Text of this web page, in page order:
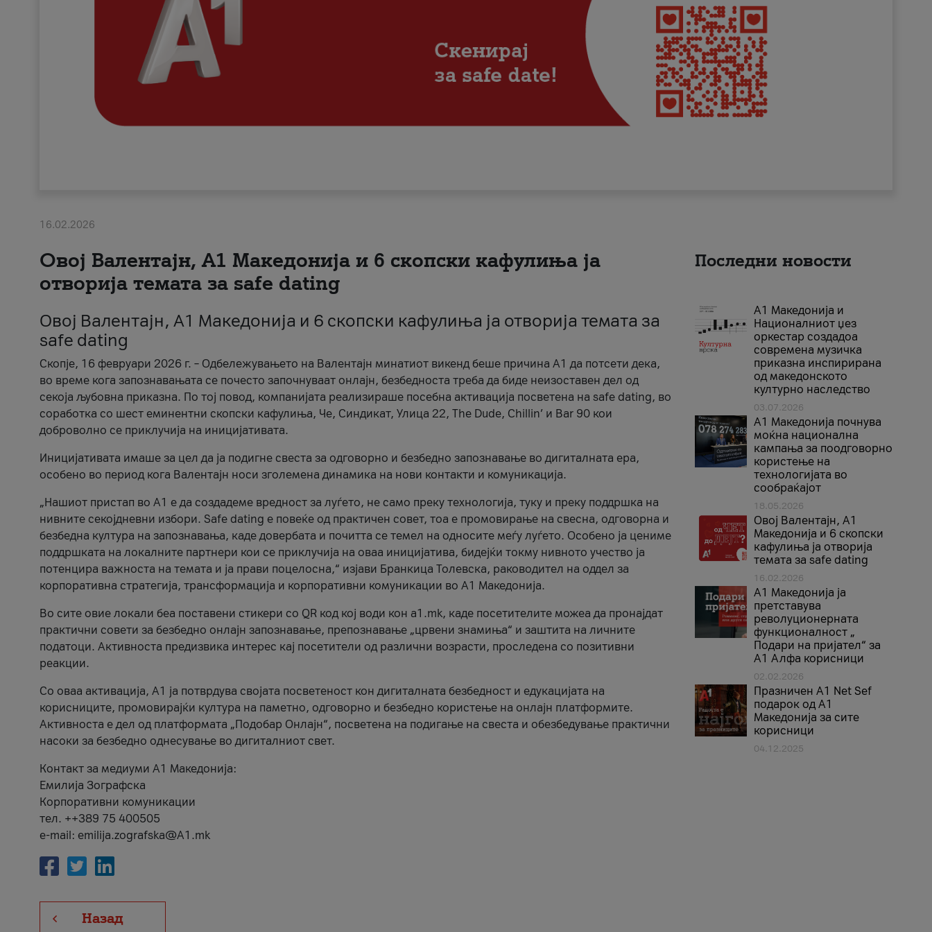
16.02.2026
Овој Валентајн, A1 Македонија и 6 скопски кафулиња ја
отворија темата за safe dating
Овој Валентајн, A1 Македонија и 6 скопски кафулиња ја отворија темата за
safe dating
Скопје, 16 февруари 2026 г. – Одбележувањето на Валентајн минатиот викенд беше причина А1 да потсети дека,
во време кога запознавањата се почесто започнуваат онлајн, безбедноста треба да биде неизоставен дел од
секоја љубовна приказна. По тој повод, компанијата реализираше посебна активација посветена на safe dating, во
соработка со шест еминентни скопски кафулиња, Че, Синдикат, Улица 22, The Dude, Chillin’ и Bar 90 кои
доброволно се приклучија на иницијативата.
Иницијативата имаше за цел да ја подигне свеста за одговорно и безбедно запознавање во дигиталната ера,
особено во период кога Валентајн носи зголемена динамика на нови контакти и комуникација.
„Нашиот пристап во А1 е да создадеме вредност за луѓето, не само преку технологија, туку и преку поддршка на
нивните секојдневни избори. Safe dating е повеќе од практичен совет, тоа е промовирање на свесна, одговорна и
безбедна култура на запознавања, каде довербата и почитта се темел на односите меѓу луѓето. Особено ја цениме
поддршката на локалните партнери кои се приклучија на оваа иницијатива, бидејќи токму нивното учество ја
потенцира важноста на темата и ја прави поцелосна,“ изјави Бранкица Толевска, раководител на оддел за
корпоративна стратегија, трансформација и корпоративни комуникации во А1 Македонија.
Во сите овие локали беа поставени стикери со QR код кој води кон a1.mk, каде посетителите можеа да пронајдат
практични совети за безбедно онлајн запознавање, препознавање „црвени знамиња“ и заштита на личните
податоци. Активноста предизвика интерес кај посетители од различни возрасти, проследена со позитивни
реакции.
Со оваа активација, А1 ја потврдува својата посветеност кон дигиталната безбедност и едукацијата на
корисниците, промовирајќи култура на паметно, одговорно и безбедно користење на онлајн платформите.
Активноста е дел од платформата „Подобар Онлајн“, посветена на подигање на свеста и обезбедување практични
насоки за безбедно однесување во дигиталниот свет.
Контакт за медиуми А1 Македонија:
Емилија Зографска
Корпоративни комуникации
тел. ++389 75 400505
e-mail: emilija.zografska@A1.mk
Назад
Последни новости
А1 Македонија и
Националниот џез
оркестар создадоа
современа музичка
приказна инспирирана
од македонското
културно наследство
03.07.2026
A1 Македонија почнува
моќна национална
кампања за поодговорно
користење на
технологијата во
сообраќајот
18.05.2026
Овој Валентајн, A1
Македонија и 6 скопски
кафулиња ја отворија
темата за safe dating
16.02.2026
А1 Македонија ја
претставува
револуционерната
функционалност „
Подари на пријател“ за
А1 Алфа корисници
02.02.2026
Празничен A1 Net Sеf
подарок од А1
Македонија за сите
корисници
04.12.2025